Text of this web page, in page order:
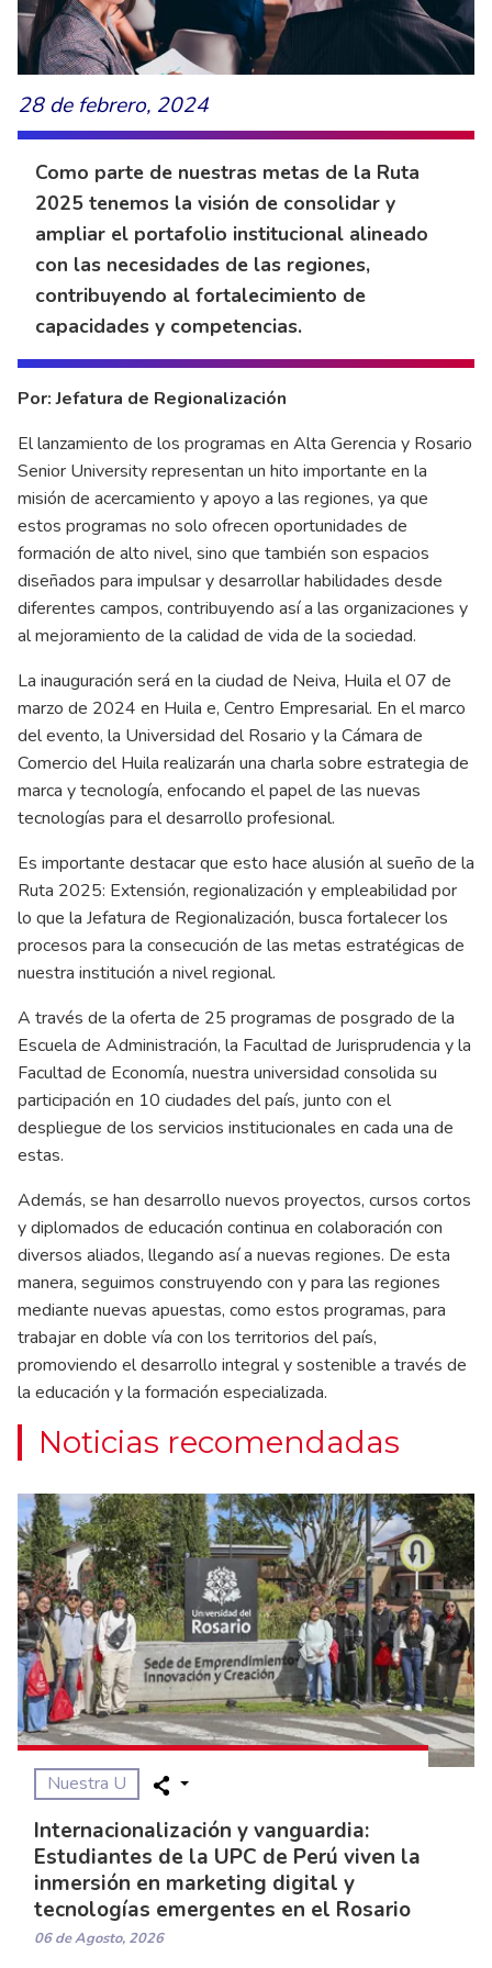
28 de febrero, 2024
Como parte de nuestras metas de la Ruta
2025 tenemos la visión de consolidar y
ampliar el portafolio institucional alineado
con las necesidades de las regiones,
contribuyendo al fortalecimiento de
capacidades y competencias.
Por: Jefatura de Regionalización
El lanzamiento de los programas en Alta Gerencia y Rosario
Senior University representan un hito importante en la
misión de acercamiento y apoyo a las regiones, ya que
estos programas no solo ofrecen oportunidades de
formación de alto nivel, sino que también son espacios
diseñados para impulsar y desarrollar habilidades desde
diferentes campos, contribuyendo así a las organizaciones y
al mejoramiento de la calidad de vida de la sociedad.
La inauguración será en la ciudad de Neiva, Huila el 07 de
marzo de 2024 en Huila e, Centro Empresarial. En el marco
del evento, la Universidad del Rosario y la Cámara de
Comercio del Huila realizarán una charla sobre estrategia de
marca y tecnología, enfocando el papel de las nuevas
tecnologías para el desarrollo profesional.
Es importante destacar que esto hace alusión al sueño de la
Ruta 2025: Extensión, regionalización y empleabilidad por
lo que la Jefatura de Regionalización, busca fortalecer los
procesos para la consecución de las metas estratégicas de
nuestra institución a nivel regional.
A través de la oferta de 25 programas de posgrado de la
Escuela de Administración, la Facultad de Jurisprudencia y la
Facultad de Economía, nuestra universidad consolida su
participación en 10 ciudades del país, junto con el
despliegue de los servicios institucionales en cada una de
estas.
Además, se han desarrollo nuevos proyectos, cursos cortos
y diplomados de educación continua en colaboración con
diversos aliados, llegando así a nuevas regiones. De esta
manera, seguimos construyendo con y para las regiones
mediante nuevas apuestas, como estos programas, para
trabajar en doble vía con los territorios del país,
promoviendo el desarrollo integral y sostenible a través de
la educación y la formación especializada.
Noticias recomendadas
Nuestra U
Internacionalización y vanguardia:
Estudiantes de la UPC de Perú viven la
inmersión en marketing digital y
tecnologías emergentes en el Rosario
06 de Agosto, 2026